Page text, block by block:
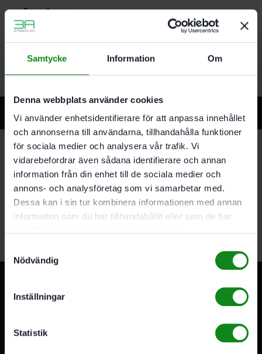
Samtycke Information Om
Denna webbplats använder cookies
Vi använder enhetsidentifierare för att anpassa innehållet
och annonserna till användarna, tillhandahålla funktioner
för sociala medier och analysera vår trafik. Vi
vidarebefordrar även sådana identifierare och annan
information från din enhet till de sociala medier och
annons- och analysföretag som vi samarbetar med.
Dessa kan i sin tur kombinera informationen med annan
information som du har tillhandahållit eller som de har
Nödvändig
Inställningar
Statistik
Egenskaper
Förpackning: 6 st
Relaterade produkter
Festool Skiljevägg SYS Combi Sort 3-pack
89kr
Lägg till i varukorg